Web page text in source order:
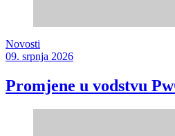
Novosti
09. srpnja 2026
Promjene u vodstvu